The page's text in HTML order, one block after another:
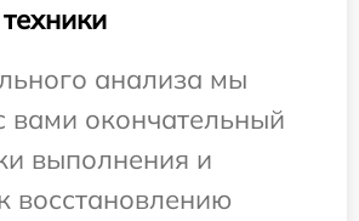
анализа мы
вами окончательный
выполнения и
восстановлению